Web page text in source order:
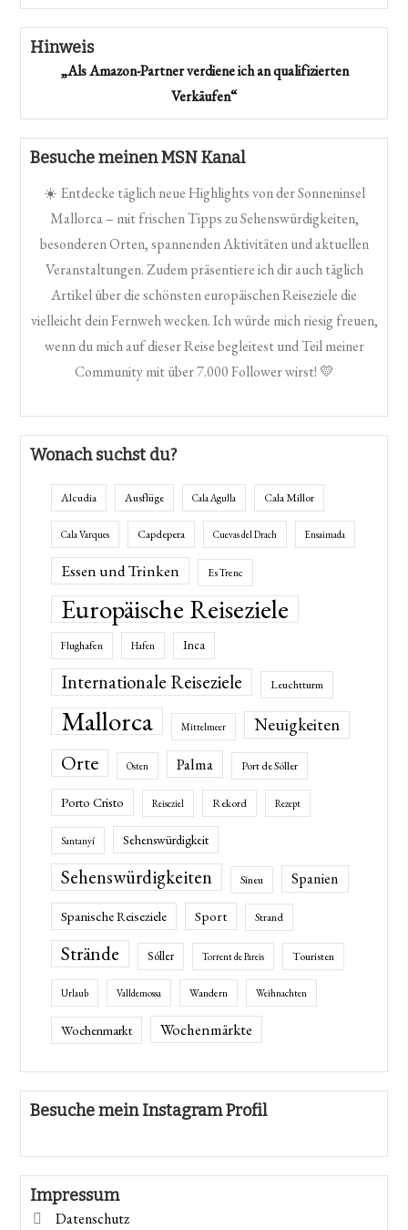
Hinweis
„Als Amazon-Partner verdiene ich an qualifizierten
Verkäufen“
Besuche meinen MSN Kanal
☀️ Entdecke täglich neue Highlights von der Sonneninsel
Mallorca – mit frischen Tipps zu Sehenswürdigkeiten,
besonderen Orten, spannenden Aktivitäten und aktuellen
Veranstaltungen. Zudem präsentiere ich dir auch täglich
Artikel über die schönsten europäischen Reiseziele die
vielleicht dein Fernweh wecken. Ich würde mich riesig freuen,
wenn du mich auf dieser Reise begleitest und Teil meiner
Community mit über 7.000 Follower wirst! 💛
Wonach suchst du?
Alcudia Ausflüge Cala Agulla Cala Millor
Cala Varques Capdepera Cuevas del Drach Ensaimada
Essen und Trinken Es Trenc
Europäische Reiseziele
Flughafen Hafen Inca
Internationale Reiseziele Leuchtturm
Mallorca Mittelmeer Neuigkeiten
Orte Osten Palma Port de Sóller
Porto Cristo Reiseziel Rekord Rezept
Santanyí Sehenswürdigkeit
Sehenswürdigkeiten Sineu Spanien
Spanische Reiseziele Sport Strand
Strände Sóller Torrent de Pareis Touristen
Urlaub Valldemossa Wandern Weihnachten
Wochenmarkt Wochenmärkte
Besuche mein Instagram Profil
Impressum
Datenschutz